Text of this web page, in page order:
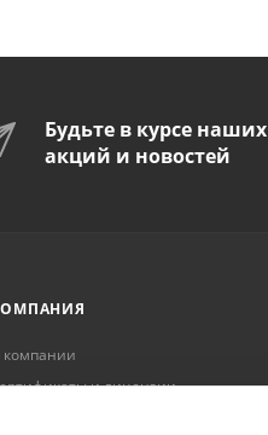
Будьте в курсе наших
акций и новостей
и лицензии